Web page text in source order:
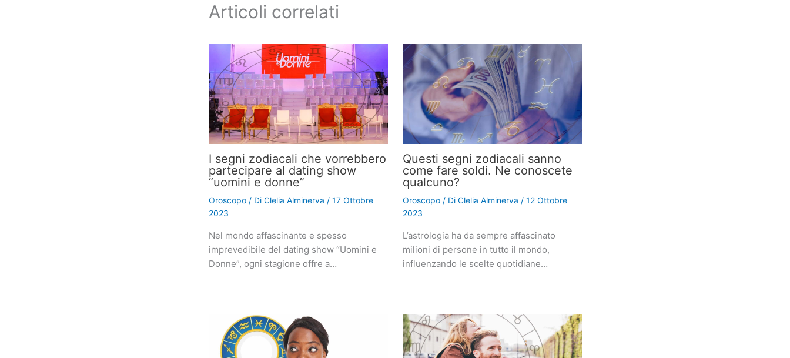
Articoli correlati
I segni zodiacali che vorrebbero
partecipare al dating show
“uomini e donne”
Oroscopo/ Di Clelia Alminerva / 17 Ottobre
2023
Nel mondo affascinante e spesso
imprevedibile del dating show “Uomini e
Donne”, ogni stagione offre a…
Questi segni zodiacali sanno
come fare soldi. Ne conoscete
qualcuno?
Oroscopo/ Di Clelia Alminerva / 12 Ottobre
2023
L’astrologia ha da sempre affascinato
milioni di persone in tutto il mondo,
influenzando le scelte quotidiane…